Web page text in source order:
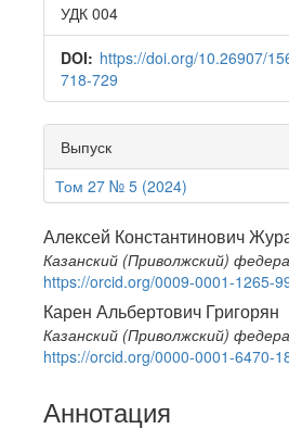
УДК 004
DOI: https://doi.org/10.26907/
718-729
Выпуск
Том 27 № 5 (2024)
Main
Article
Content
Алексей Константинович
Казанский (Приволжский)
https://orcid.org/0009-0001-1265-
Карен Альбертович Григорян
Казанский (Приволжский)
https://orcid.org/0000-0001-6470-
Аннотация